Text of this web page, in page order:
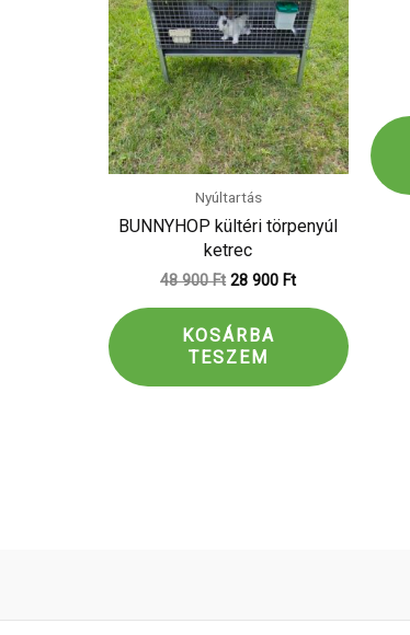
Nyúltartás
BUNNYHOP kültéri törpenyúl
ketrec
48 900Ft
900 Ft.
28 900 Ft
900 Ft.
KOSÁRBA
TESZEM